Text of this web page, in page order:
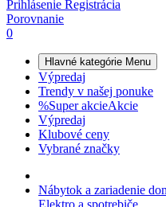
Prihlásenie Registrácia
Porovnanie
0
Hlavné kategórie Menu
Výpredaj
Trendy v našej ponuke
%Super akcieAkcie
Výpredaj
Klubové ceny
Vybrané značky
Nábytok a zariadenie
Elektro a spotrebiče